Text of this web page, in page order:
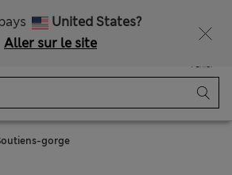
United States?
Aller sur le site
Panier
gorge